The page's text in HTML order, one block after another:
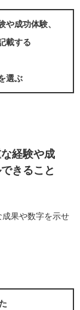
成功体験、
載する
選ぶ
経験や成
きること
成果や数字を示せ